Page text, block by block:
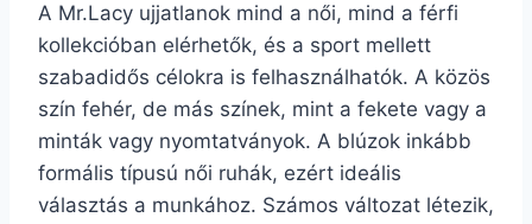
A Mr.Lacy ujjatlanok mind a női, mind a férfi
kollekcióban elérhetők, és a sport mellett
szabadidős célokra is felhasználhatók. A közös
szín fehér, de más színek, mint a fekete vagy a
minták vagy nyomtatványok. A blúzok inkább
formális típusú női ruhák, ezért ideális
választás a munkához. Számos változat létezik,